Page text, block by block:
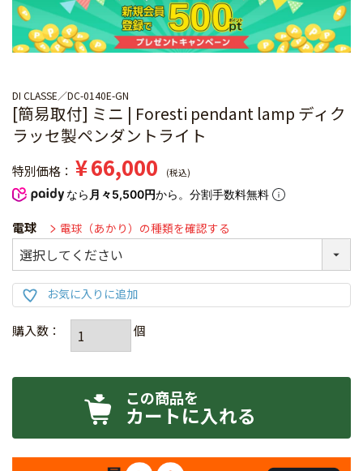
DI CLASSE DC-0140E-GN
[簡易取付] ミニ | Foresti pendant lamp ディク
ラッセ製ペンダントライト
特別価格 ¥66,000 税込
なら 月々5,500円から。分割手数料無料
電球 電球（あかり）の種類を確認する
カートに入れる